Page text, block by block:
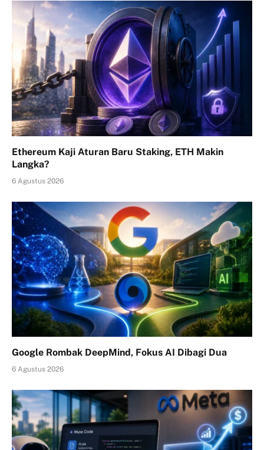
Ethereum Kaji Aturan Baru Staking, ETH Makin
Langka?
6 Agustus 2026
Google Rombak DeepMind, Fokus AI Dibagi Dua
6 Agustus 2026